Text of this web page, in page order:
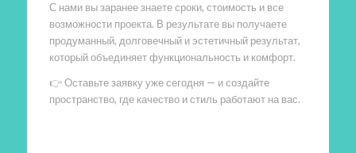
С нами вы заранее знаете сроки, стоимость и все
возможности проекта. В результате вы получаете
продуманный, долговечный и эстетичный результат,
который объединяет функциональность и комфорт.
👉 Оставьте заявку уже сегодня — и создайте
пространство, где качество и стиль работают на вас.